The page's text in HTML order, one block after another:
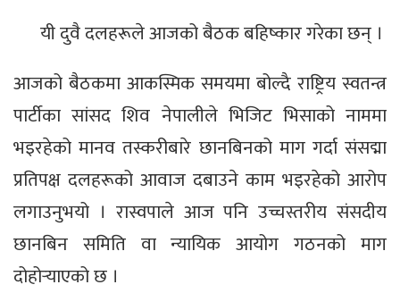
यी दुवै दलहरूले आजको बैठक बहिष्कार गरेका छन् ।
आजको बैठकमा आकस्मिक समयमा बोल्दै राष्ट्रिय स्वतन्त्र
पार्टीका सांसद शिव नेपालीले भिजिट भिसाको नाममा
भइरहेको मानव तस्करीबारे छानबिनको माग गर्दा संसद्मा
प्रतिपक्ष दलहरूको आवाज दबाउने काम भइरहेको आरोप
लगाउनुभयो । रास्वपाले आज पनि उच्चस्तरीय संसदीय
छानबिन समिति वा न्यायिक आयोग गठनको माग
दोहोर्‍याएको छ ।